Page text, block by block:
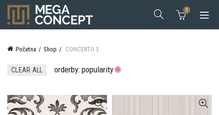
0
Početna Shop CONCERTO 3
CLEAR ALL orderby: popularity